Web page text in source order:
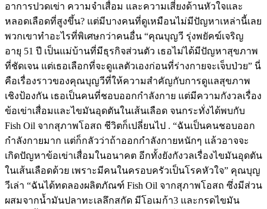
อาการปวดเข่า ความจำเสื่อม และความเสี่ยงด้านหัวใจและ
หลอดเลือดที่สูงขึ้น? แต่มีบางคนที่ดูเหมือนไม่มีปัญหาเหล่านี้เลย
พวกเขาทำอะไรที่พิเศษกว่าคนอื่น “คุณบุญวี รุ่งพยัคฆ์เจริญ
อายุ 51 ปี เป็นแม่บ้านที่มีธุรกิจส่วนตัว เธอไม่ได้มีปัญหาสุขภาพ
ที่ชัดเจน แต่เธอเลือกที่จะดูแลตัวเองก่อนที่ร่างกายจะเจ็บป่วย” นี่
คือเรื่องราวของคุณบุญวีที่ให้ความสำคัญกับการดูแลสุขภาพ
เชิงป้องกัน เธอเป็นคนที่ชอบออกกำลังกาย แต่มีความกังวลเรื่อง
ข้อเข่าเสื่อมและไขมันอุดตันในเส้นเลือด จนกระทั่งได้พบกับ
Fish Oil จากสุภาพโอสถ ชีวิตก็เปลี่ยนไป . “ฉันเป็นคนชอบออก
กำลังกายมาก แต่ก็กลัวว่าถ้าออกกำลังกายหนักๆ แล้วอาจจะ
เกิดปัญหาข้อเข่าเสื่อมในอนาคต อีกทั้งยังกังวลเรื่องไขมันอุดตัน
ในเส้นเลือดด้วย เพราะมีคนในครอบครัวเป็นโรคหัวใจ” คุณบุญ
วีเล่า “ฉันได้ทดลองผลิตภัณฑ์ Fish Oil จากสุภาพโอสถ ซึ่งมีส่วน
ผสมจากน้ำมันปลาทะเลลึกสกัด มีโอเมก้า3 และกรดไขมัน